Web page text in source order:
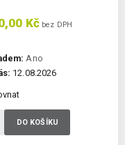
Kč bez DPH
Ano
12.08.2026
DO KOŠÍKU